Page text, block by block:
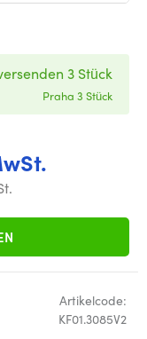
3 Stück
Praha 3 Stück
Artikelcode:
KF01.3085V2